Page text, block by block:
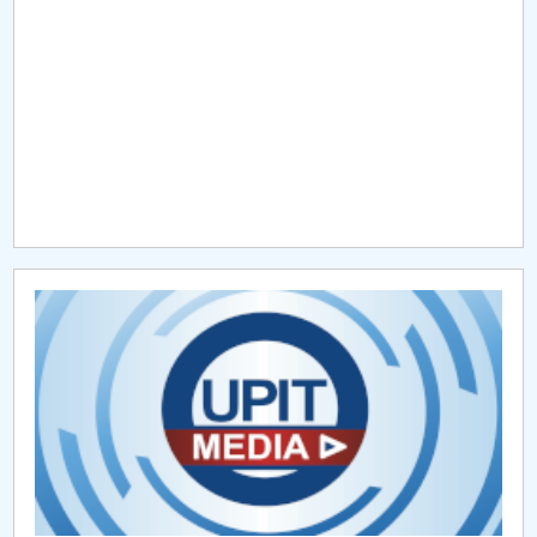
Chestionar angajabilitate ALUMNI – UPB
CAR2026
MENIU CANTINA
Despre noi CFM
Programe acreditate CFM